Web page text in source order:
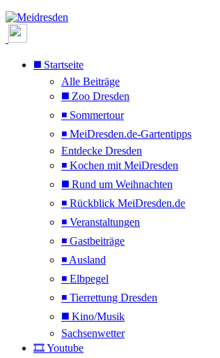
◼️ Startseite
Alle Beiträge
◼️ Zoo Dresden
◾ Sommertour
◾ MeiDresden.de-Gartentipps
Entdecke Dresden
◾ Kochen mit MeiDresden
◼️ Rund um Weihnachten
◾ Rückblick MeiDresden.de
◾ Veranstaltungen
◾ Gastbeiträge
◾ Ausland
◾ Elbpegel
◾ Tierrettung Dresden
◼️ Kino/Musik
Sachsenwetter
🎞️ Youtube